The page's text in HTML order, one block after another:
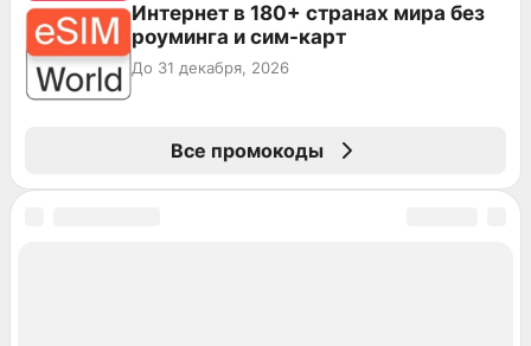
Интернет в 180+ странах мира без
роуминга и сим-карт
До 31 декабря, 2026
Все промокоды